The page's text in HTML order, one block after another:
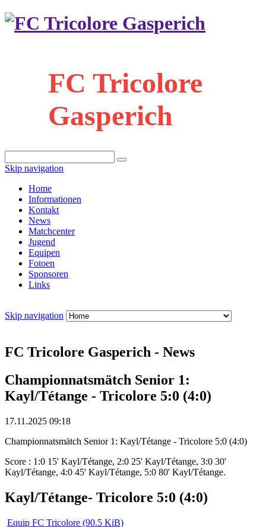
FC Tricolore
Gasperich
Skip navigation
Home
Informationen
Kontakt
News
Matchcenter
Jugend
Equipen
Fotoen
Sponsoren
Links
Skip navigation
FC Tricolore Gasperich - News
Championnatsmätch Senior 1:
Kayl/Tétange - Tricolore 5:0 (4:0)
17.11.2025 09:18
Championnatsmätch Senior 1: Kayl/Tétange - Tricolore 5:0 (4:0)
Score : 1:0 15' Kayl/Tétange, 2:0 25' Kayl/Tétange, 3:0 30'
Kayl/Tétange, 4:0 45' Kayl/Tétange, 5:0 80' Kayl/Tétange.
Kayl/Tétange- Tricolore 5:0 (4:0)
Equip FC Tricolore (90.5 KiB)